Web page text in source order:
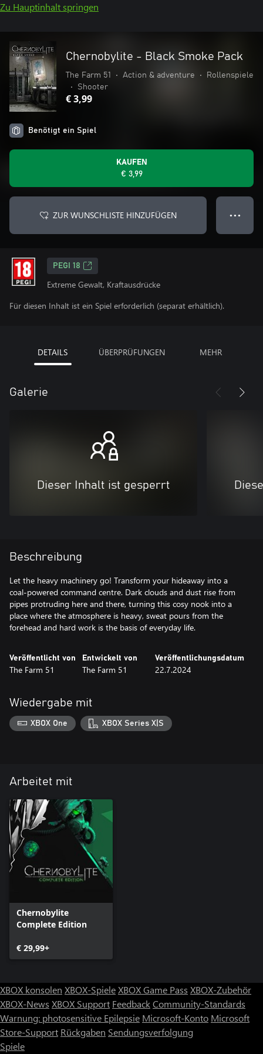
Zu Hauptinhalt springen
Chernobylite - Black Smoke Pack
The Farm 51 • Action & adventure •
Rollenspiele
•
Shooter
€ 3,99
Benötigt ein Spiel
KAUFEN
€ 3,99
ZUR WUNSCHLISTE HINZUFÜGEN ● ● ●
PEGI 18
Extreme Gewalt, Kraftausdrücke
Für diesen Inhalt ist ein Spiel erforderlich (separat erhältlich).
DETAILS ÜBERPRÜFUNGEN MEHR
Galerie
Dieser Inhalt ist gesperrt
Beschreibung
Let the heavy machinery go! Transform your hideaway into a
coal-powered command centre. Dark clouds and dust rise from
pipes protruding here and there, turning this cosy nook into a
place where the atmosphere is heavy, sweat pours from the
forehead and hard work is the basis of everyday life.
Veröffentlicht von
The Farm 51
Entwickelt von
The Farm 51
Veröffentlichungsdatum
22.7.2024
Wiedergabe mit
XBOX One XBOX Series X|S
Arbeitet mit
Chernobylite
Complete Edition
€ 29,99+
XBOX konsolen XBOX-SpieleXBOX Game Pass XBOX-Zubehör
XBOX-News XBOX Support FeedbackCommunity-Standards
Warnung: photosensitive Epilepsie Microsoft-Konto Microsoft
Store-Support Rückgaben Sendungsverfolgung
Spiele